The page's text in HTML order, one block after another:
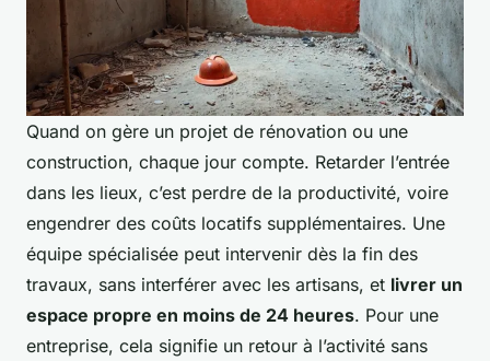
Quand on gère un projet de rénovation ou une
construction, chaque jour compte. Retarder l’entrée
dans les lieux, c’est perdre de la productivité, voire
engendrer des coûts locatifs supplémentaires. Une
équipe spécialisée peut intervenir dès la fin des
travaux, sans interférer avec les artisans, et livrer un
espace propre en moins de 24 heures. Pour une
entreprise, cela signifie un retour à l’activité sans